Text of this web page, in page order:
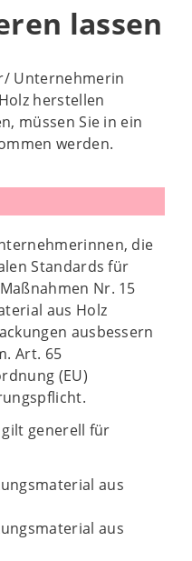
lassen
Unternehmerin
herstellen
müssen Sie in ein
werden.
die
Standards für
Nr. 15
aus Holz
ausbessern
Art. 65
(EU)
generell für
aus
aus